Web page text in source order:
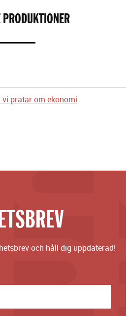
pratar om ekonomi
och håll dig uppdaterad!